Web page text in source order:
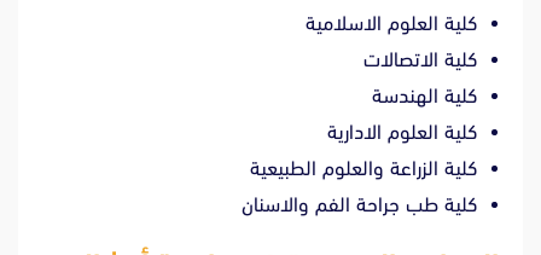
كلية العلوم الاسلامية
كلية الاتصالات
كلية الهندسة
كلية العلوم الادارية
كلية الزراعة والعلوم الطبيعية
كلية طب جراحة الفم والاسنان